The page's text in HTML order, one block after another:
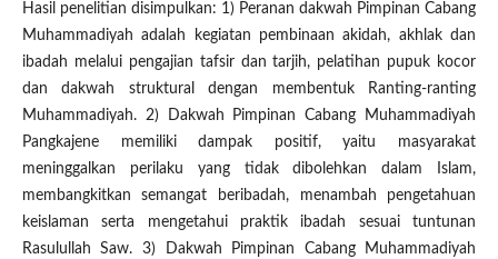
Hasil penelitian disimpulkan: 1) Peranan dakwah Pimpinan Cabang
Muhammadiyah adalah kegiatan pembinaan akidah, akhlak dan
ibadah melalui pengajian tafsir dan tarjih, pelatihan pupuk kocor
dan dakwah struktural dengan membentuk Ranting-ranting
Muhammadiyah. 2) Dakwah Pimpinan Cabang Muhammadiyah
Pangkajene memiliki dampak positif, yaitu masyarakat
meninggalkan perilaku yang tidak dibolehkan dalam Islam,
membangkitkan semangat beribadah, menambah pengetahuan
keislaman serta mengetahui praktik ibadah sesuai tuntunan
Rasulullah Saw. 3) Dakwah Pimpinan Cabang Muhammadiyah